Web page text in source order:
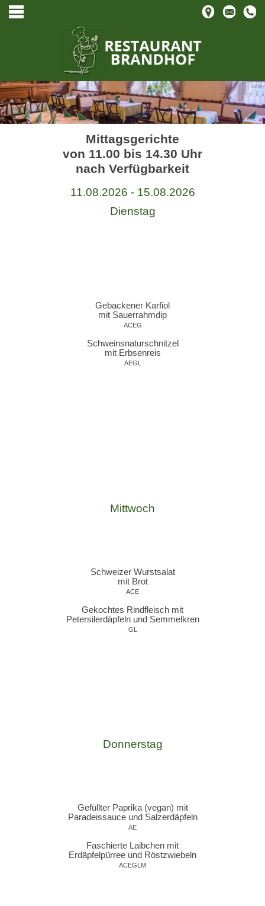
Mittagsgerichte
von 11.00 bis 14.30 Uhr
nach Verfügbarkeit
11.08.2026 - 15.08.2026
Dienstag
Gebackener Karfiol
mit Sauerrahmdip
ACEG
Schweinsnaturschnitzel
mit Erbsenreis
AEGL
Mittwoch
Schweizer Wurstsalat
mit Brot
ACE
Gekochtes Rindfleisch mit
Petersilerdäpfeln und Semmelkren
GL
Donnerstag
Gefüllter Paprika (vegan) mit
Paradeissauce und Salzerdäpfeln
AE
Faschierte Laibchen mit
Erdäpfelpürree und Röstzwiebeln
ACEGLM